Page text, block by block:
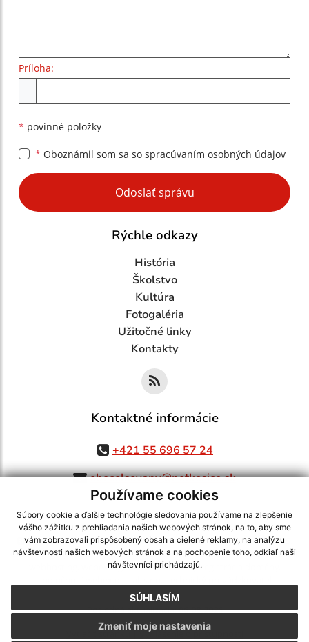
Používame cookies
Súbory cookie a ďalšie technológie sledovania používame na zlepšenie
vášho zážitku z prehliadania našich webových stránok, na to, aby sme
vám zobrazovali prispôsobený obsah a cielené reklamy, na analýzu
návštevnosti našich webových stránok a na pochopenie toho, odkiaľ naši
návštevníci prichádzajú.
SÚHLASÍM
Zmeniť moje nastavenia
Príloha:
* povinné položky
* Oboznámil som sa so spracúvaním osobných údajov
Google reCaptcha Response
Odoslať správu
Rýchle odkazy
História
Školstvo
Kultúra
Fotogaléria
Užitočné linky
Kontakty
Kontaktné informácie
+421 55 696 57 24
obecolsovany@netkosice.sk
využite možnosť získavania aktuálnych informácií s využitím RSS
CMS systém (redakčný) systém ECHELON 2,Mapa stránok,web portál
webex.digital, s.r.o.,domény,registrácia domény
Posledná aktualizácia:06.08.2026
Vytlačiť stránku|Vyhlásenie o prístupnosti